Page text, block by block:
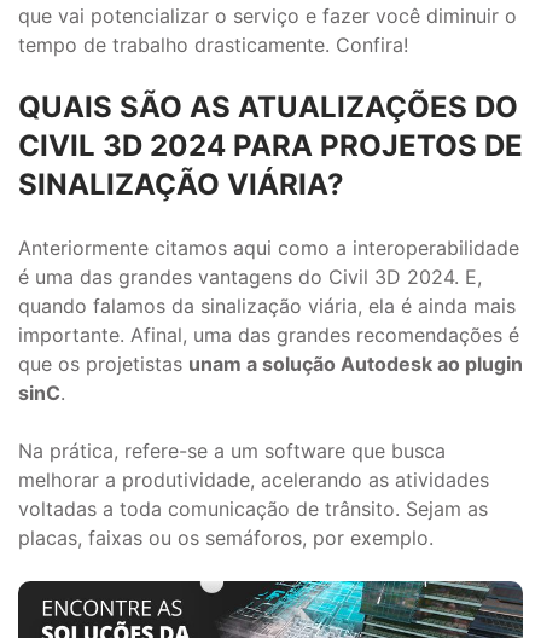
que vai potencializar o serviço e fazer você diminuir o
tempo de trabalho drasticamente. Confira!
QUAIS SÃO AS ATUALIZAÇÕES DO
CIVIL 3D 2024 PARA PROJETOS DE
SINALIZAÇÃO VIÁRIA?
Anteriormente citamos aqui como a interoperabilidade
é uma das grandes vantagens do Civil 3D 2024. E,
quando falamos da sinalização viária, ela é ainda mais
importante. Afinal, uma das grandes recomendações é
que os projetistas unam a solução Autodesk ao plugin
sinC.
Na prática, refere-se a um software que busca
melhorar a produtividade, acelerando as atividades
voltadas a toda comunicação de trânsito. Sejam as
placas, faixas ou os semáforos, por exemplo.